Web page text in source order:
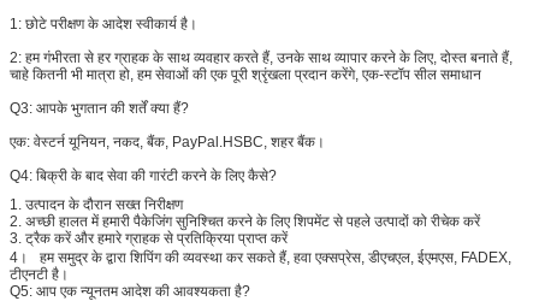
1: छोटे परीक्षण के आदेश स्वीकार्य है।
2: हम गंभीरता से हर ग्राहक के साथ व्यवहार करते हैं, उनके साथ व्यापार करने के लिए, दोस्त बनाते हैं,
चाहे कितनी भी मात्रा हो, हम सेवाओं की एक पूरी श्रृंखला प्रदान करेंगे, एक-स्टॉप सील समाधान
Q3: आपके भुगतान की शर्तें क्या हैं?
एक: वेस्टर्न यूनियन, नकद, बैंक, PayPal.HSBC, शहर बैंक।
Q4: बिक्री के बाद सेवा की गारंटी करने के लिए कैसे?
1. उत्पादन के दौरान सख्त निरीक्षण
2. अच्छी हालत में हमारी पैकेजिंग सुनिश्चित करने के लिए शिपमेंट से पहले उत्पादों को रीचेक करें
3. ट्रैक करें और हमारे ग्राहक से प्रतिक्रिया प्राप्त करें
4।
हम समुद्र के द्वारा शिपिंग की व्यवस्था कर सकते हैं, हवा एक्सप्रेस, डीएचएल, ईएमएस, FADEX,
टीएनटी है।
Q5: आप एक न्यूनतम आदेश की आवश्यकता है?